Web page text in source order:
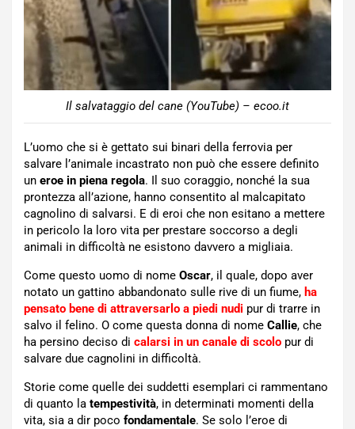
Il salvataggio del cane (YouTube) – ecoo.it
L’uomo che si è gettato sui binari della ferrovia per
salvare l’animale incastrato non può che essere definito
un eroe in piena regola. Il suo coraggio, nonché la sua
prontezza all’azione, hanno consentito al malcapitato
cagnolino di salvarsi. E di eroi che non esitano a mettere
in pericolo la loro vita per prestare soccorso a degli
animali in difficoltà ne esistono davvero a migliaia.
Come questo uomo di nome Oscar, il quale, dopo aver
notato un gattino abbandonato sulle rive di un fiume, ha
pensato bene di attraversarlo a piedi nudi pur di trarre in
salvo il felino. O come questa donna di nome Callie, che
ha persino deciso di calarsi in un canale di scolo pur di
salvare due cagnolini in difficoltà.
Storie come quelle dei suddetti esemplari ci rammentano
di quanto la tempestività, in determinati momenti della
vita, sia a dir poco fondamentale. Se solo l’eroe di